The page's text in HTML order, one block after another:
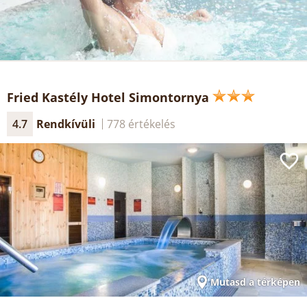
Fried Kastély Hotel Simontornya
4.7 Rendkívüli 778 értékelés
Mutasd a térképen